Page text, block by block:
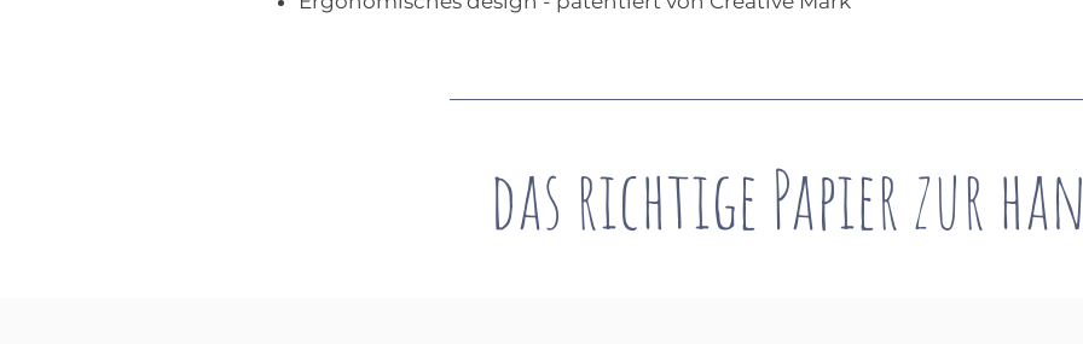
das richtige Papier zur